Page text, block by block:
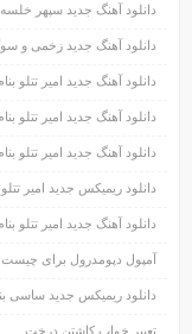
دانلود آهنگ جدید سپهر
دانلود آهنگ جدید زخمی و
دانلود آهنگ جدید امیر
دانلود آهنگ جدید امیر تتلو
دانلود آهنگ جدید امیر تتلو
دانلود ریمیکس جدید امیر
دانلود آهنگ جدید امیر تتلو
آمپول دپومدرول برای
دانلود ریمیکس جدید ساسی
تعبیر خواب کاشتن درخت